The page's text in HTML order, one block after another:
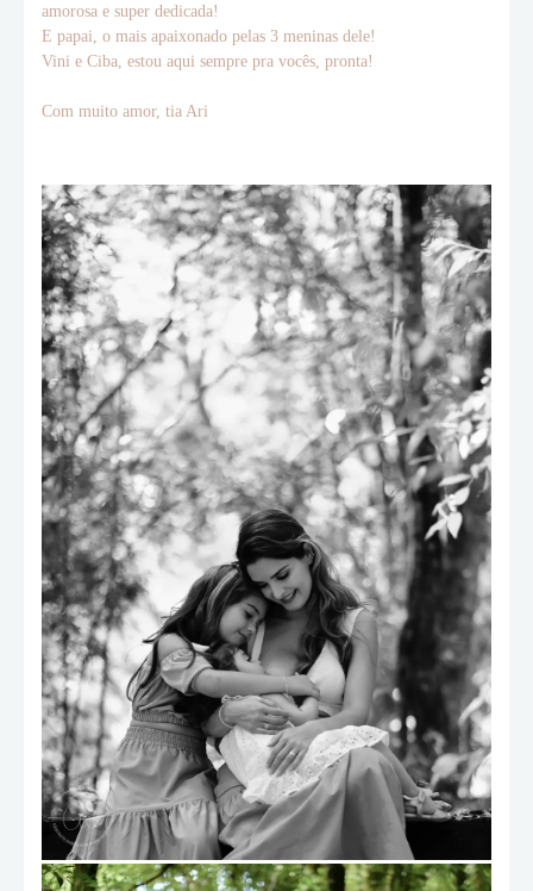
amorosa e super dedicada!
E papai, o mais apaixonado pelas 3 meninas dele!
Vini e Ciba, estou aqui sempre pra vocês, pronta!
Com muito amor, tia Ari